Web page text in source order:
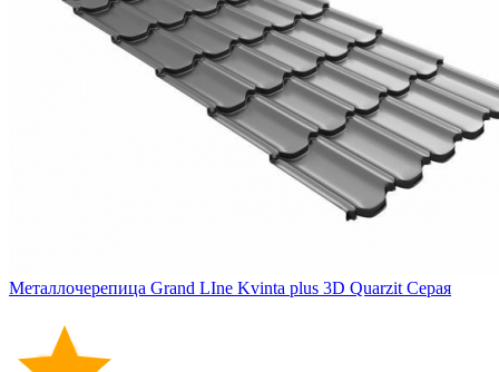
Металлочерепица Grand LIne Kvinta plus 3D Quarzit Серая